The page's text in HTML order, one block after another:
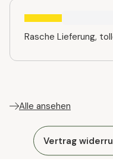
Rasche Lieferung,
Alle ansehen
Vertrag